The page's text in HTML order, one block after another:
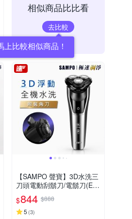
相似商品比比看
去比較
上比較相似商品！
【SAMPO 聲寶】3D水洗三
刀頭電動刮鬍刀/電鬍刀(EA-
Z2431WL)
$844 $888
5 (3)